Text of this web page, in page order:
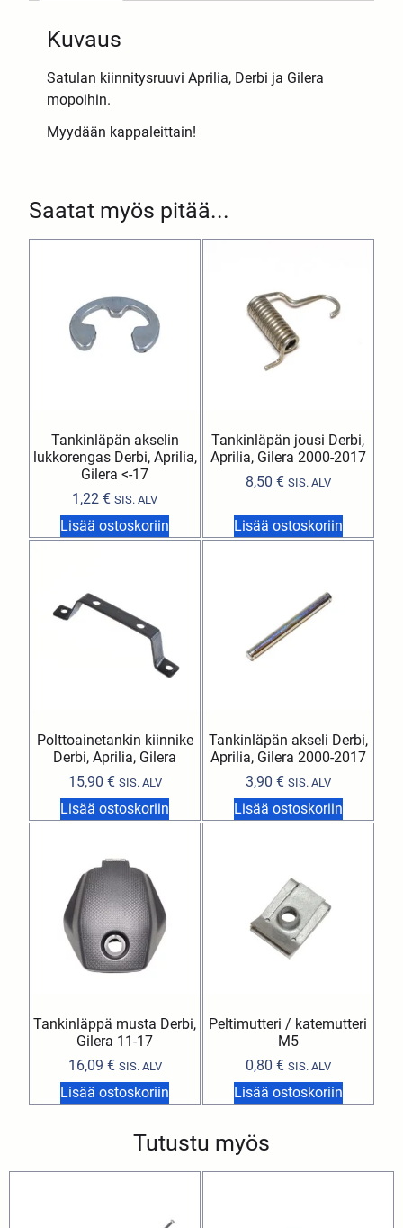
Saatat myös pitää...
Tankinläpän akselin
lukkorengas Derbi, Aprilia,
Gilera <-17
1,22€ SIS. ALV
Lisää ostoskoriin
Tankinläpän jousi Derbi,
Aprilia, Gilera 2000-2017
8,50 € SIS. ALV
Lisää ostoskoriin
Polttoainetankin kiinnike
Derbi, Aprilia, Gilera
15,90 € SIS. ALV
Lisää ostoskoriin
Tankinläpän akseli Derbi,
Aprilia, Gilera 2000-2017
3,90 € SIS. ALV
Lisää ostoskoriin
Tankinläppä musta Derbi,
Gilera 11-17
16,09 € SIS. ALV
Lisää ostoskoriin
Peltimutteri / katemutteri
M5
0,80 € SIS. ALV
Lisää ostoskoriin
Kuvaus
Satulan kiinnitysruuvi Aprilia, Derbi ja Gilera
mopoihin.
Myydään kappaleittain!
Tutustu myös